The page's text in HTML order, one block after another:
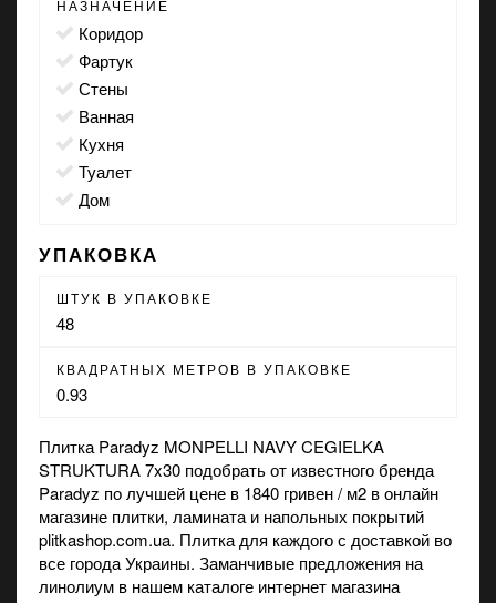
НАЗНАЧЕНИЕ
коридор
фартук
стены
ванная
кухня
туалет
дом
УПАКОВКА
ШТУК В УПАКОВКЕ
48
КВАДРАТНЫХ МЕТРОВ В УПАКОВКЕ
0.93
Плитка Paradyz MONPELLI NAVY CEGIELKA
STRUKTURA 7x30 подобрать от известного бренда
Paradyz по лучшей цене в 1840 гривен / м2 вонлайн
магазине плитки, ламината и напольных покрытий
plitkashop.com.ua. Плитка для каждого с доставкой во
все города Украины. Заманчивые предложения на
линолиум в нашем каталоге интернет магазина